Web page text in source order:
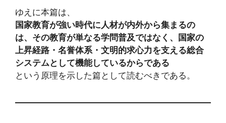
ゆえに本篇は、
国家教育が強い時代に人材が内外から集まるの
は、その教育が単なる学問普及ではなく、国家の
上昇経路・名誉体系・文明的求心力を支える総合
システムとして機能しているからである
という原理を示した篇として読むべきである。